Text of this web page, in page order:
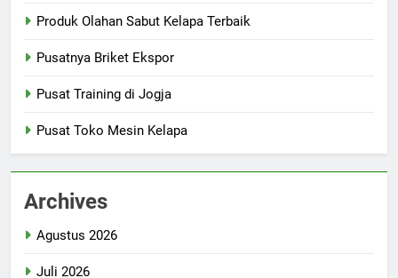
Produk Olahan Sabut Kelapa Terbaik
Pusatnya Briket Ekspor
Pusat Training di Jogja
Pusat Toko Mesin Kelapa
Archives
Agustus 2026
Juli 2026